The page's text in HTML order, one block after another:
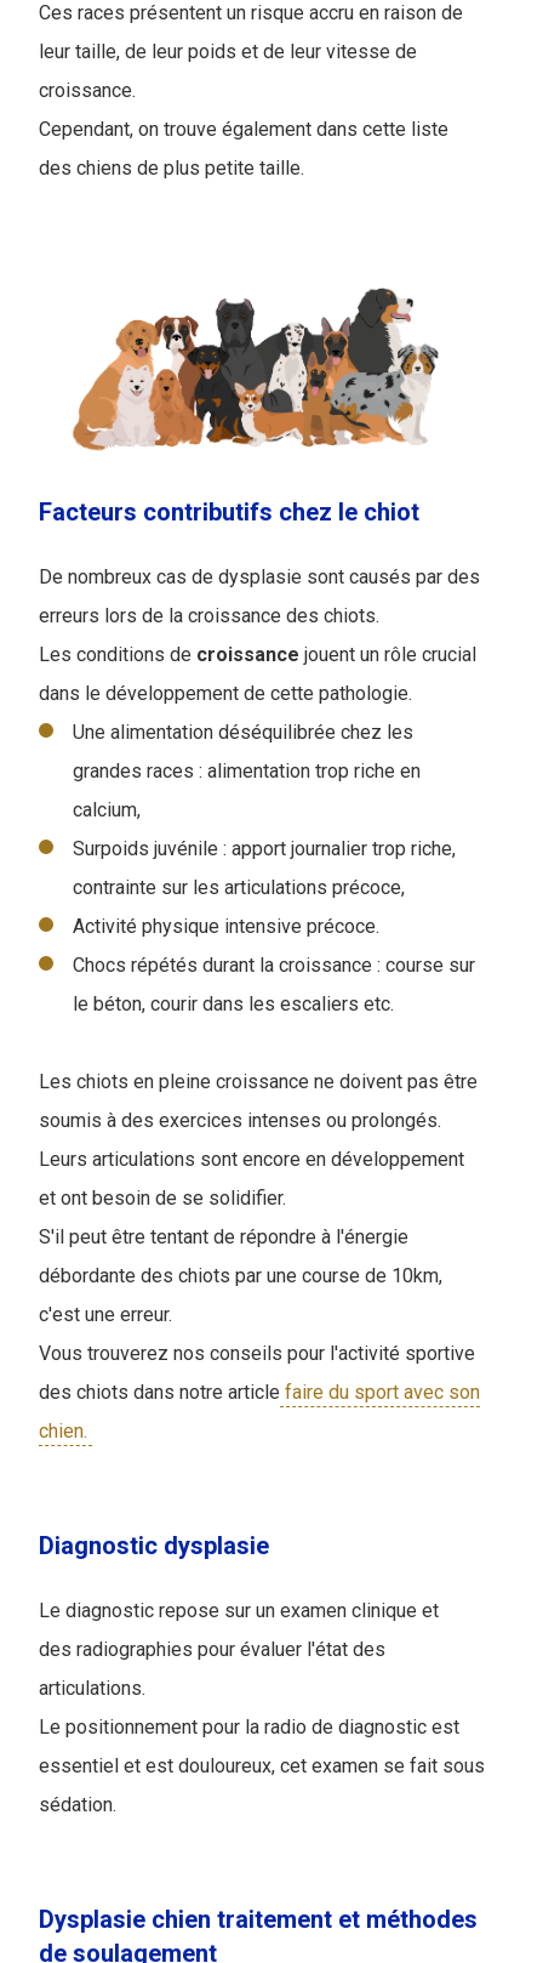
Ces races présentent un risque accru en raison de
leur taille, de leur poids et de leur vitesse de
croissance.
Cependant, on trouve également dans cette liste
des chiens de plus petite taille.
Facteurs contributifs chez le chiot
De nombreux cas de dysplasie sont causés par des
erreurs lors de la croissance des chiots.
Les conditions de croissance jouent un rôle crucial
dans le développement de cette pathologie.
Une alimentation déséquilibrée chez les
grandes races : alimentation trop riche en
calcium,
Surpoids juvénile : apport journalier trop riche,
contrainte sur les articulations précoce,
Activité physique intensive précoce.
Chocs répétés durant la croissance : course sur
le béton, courir dans les escaliers etc.
Les chiots en pleine croissance ne doivent pas être
soumis à des exercices intenses ou prolongés.
Leurs articulations sont encore en développement
et ont besoin de se solidifier.
S'il peut être tentant de répondre à l'énergie
débordante des chiots par une course de 10km,
c'est une erreur.
Vous trouverez nos conseils pour l'activité sportive
des chiots dans notre article faire du sport avec son
chien.
Diagnostic dysplasie
Le diagnostic repose sur un examen clinique et
des radiographies pour évaluer l'état des
articulations.
Le positionnement pour la radio de diagnostic est
essentiel et est douloureux, cet examen se fait sous
sédation.
Dysplasie chien traitement et méthodes
de soulagement